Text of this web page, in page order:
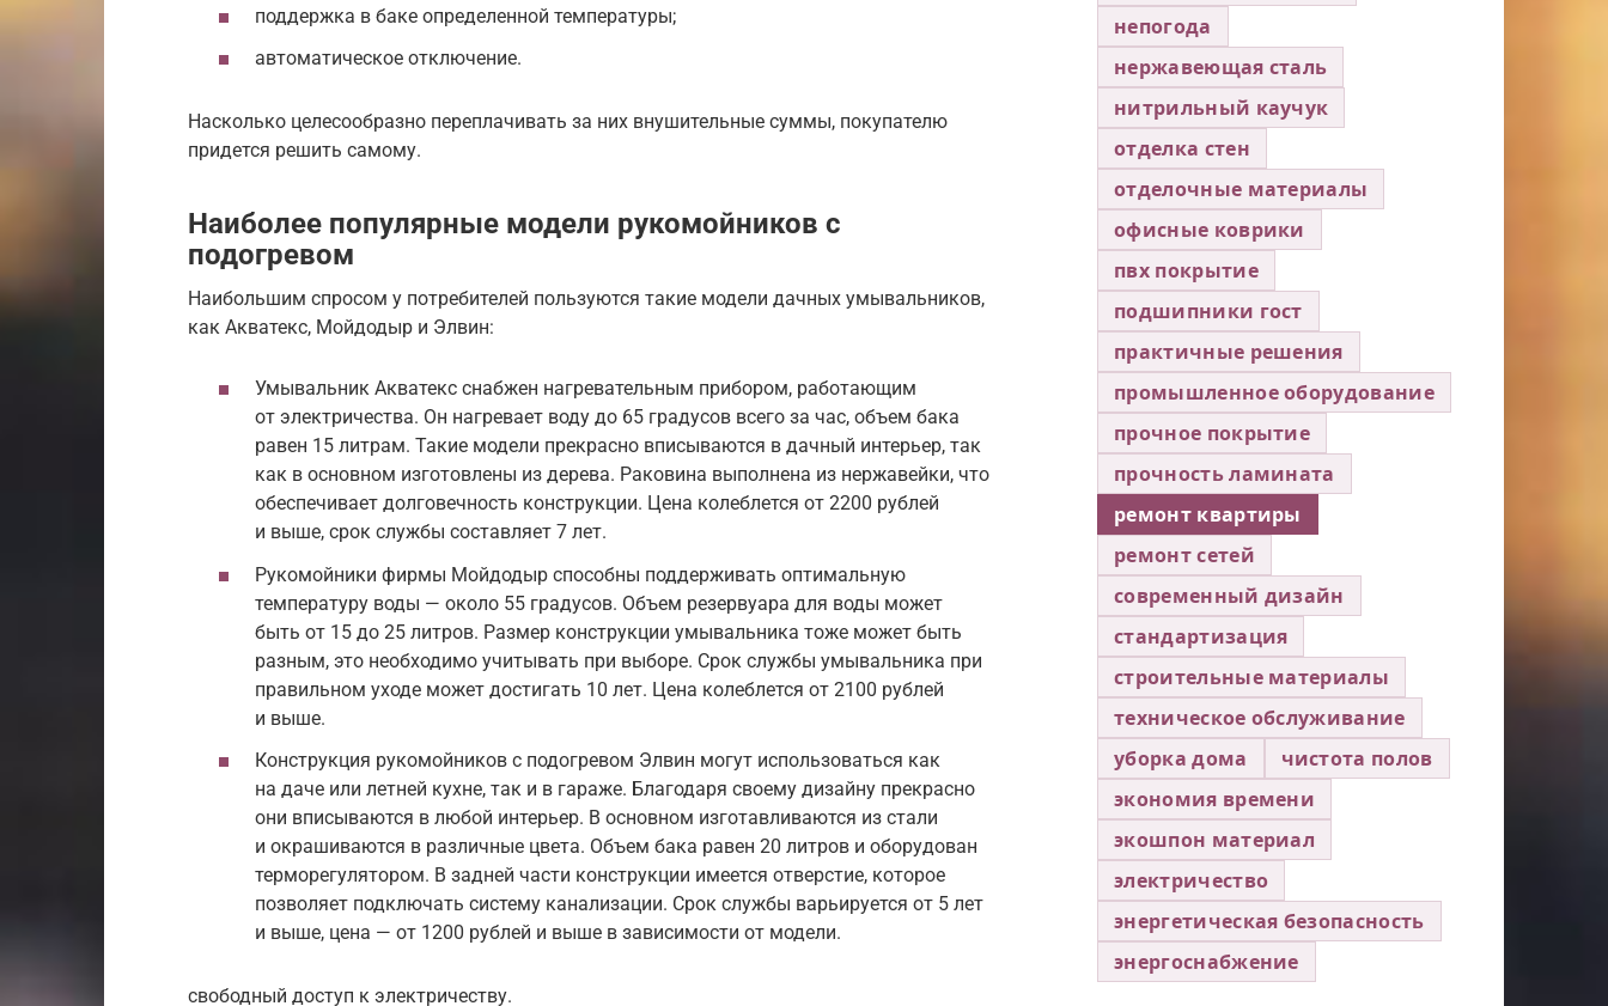
поддержка в баке определенной температуры;
автоматическое отключение.
Насколько целесообразно переплачивать за них внушительные суммы, покупателю
придется решить самому.
Наиболее популярные модели рукомойников с
подогревом
Наибольшим спросом у потребителей пользуются такие модели дачных умывальников,
как Акватекс, Мойдодыр и Элвин:
Умывальник Акватекс снабжен нагревательным прибором, работающим
от электричества. Он нагревает воду до 65 градусов всего за час, объем бака
равен 15 литрам. Такие модели прекрасно вписываются в дачный интерьер, так
как в основном изготовлены из дерева. Раковина выполнена из нержавейки, что
обеспечивает долговечность конструкции. Цена колеблется от 2200 рублей
и выше, срок службы составляет 7 лет.
Рукомойники фирмы Мойдодыр способны поддерживать оптимальную
температуру воды — около 55 градусов. Объем резервуара для воды может
быть от 15 до 25 литров. Размер конструкции умывальника тоже может быть
разным, это необходимо учитывать при выборе. Срок службы умывальника при
правильном уходе может достигать 10 лет. Цена колеблется от 2100 рублей
и выше.
Конструкция рукомойников с подогревом Элвин могут использоваться как
на даче или летней кухне, так и в гараже. Благодаря своему дизайну прекрасно
они вписываются в любой интерьер. В основном изготавливаются из стали
и окрашиваются в различные цвета. Объем бака равен 20 литров и оборудован
терморегулятором. В задней части конструкции имеется отверстие, которое
позволяет подключать систему канализации. Срок службы варьируется от 5 лет
и выше, цена — от 1200 рублей и выше в зависимости от модели.
свободный доступ к электричеству.
непогода
нержавеющая сталь
нитрильный каучук
отделка стен
отделочные материалы
офисные коврики
пвх покрытие
подшипники гост
практичные решения
промышленное оборудование
прочное покрытие
прочность ламината
ремонт квартиры
ремонт сетей
современный дизайн
стандартизация
строительные материалы
техническое обслуживание
уборка дома
чистота полов
экономия времени
экошпон материал
электричество
энергетическая безопасность
энергоснабжение